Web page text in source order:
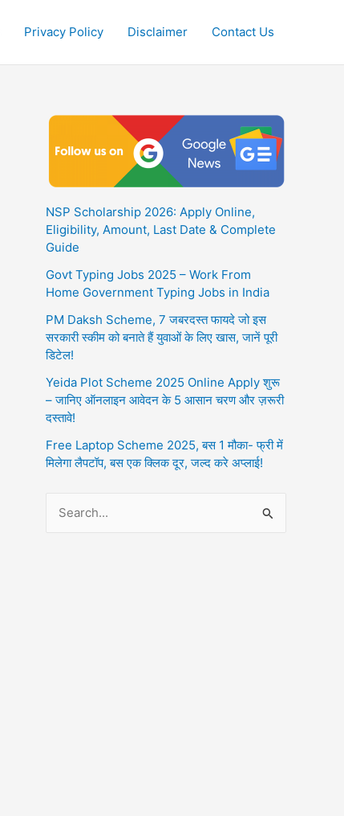
Privacy Policy Disclaimer Contact Us
NSP Scholarship 2026: Apply Online,
Eligibility, Amount, Last Date & Complete
Guide
Govt Typing Jobs 2025 – Work From
Home Government Typing Jobs in India
PM Daksh Scheme, 7 जबरदस्त फायदे जो इस
सरकारी स्कीम को बनाते हैं युवाओं के लिए खास, जानें पूरी
डिटेल!
Yeida Plot Scheme 2025 Online Apply शुरू
– जानिए ऑनलाइन आवेदन के 5 आसान चरण और ज़रूरी
दस्तावे!
Free Laptop Scheme 2025, बस 1 मौका- फ्री में
मिलेगा लैपटॉप, बस एक क्लिक दूर, जल्द करे अप्लाई!